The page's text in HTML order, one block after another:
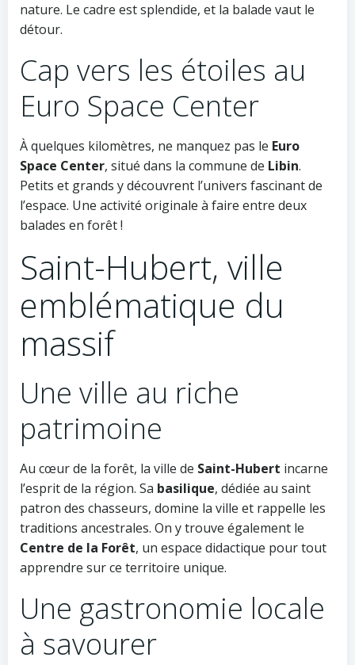
nature. Le cadre est splendide, et la balade vaut le
détour.
Cap vers les étoiles au
Euro Space Center
À quelques kilomètres, ne manquez pas le Euro
Space Center, situé dans la commune de Libin.
Petits et grands y découvrent l’univers fascinant de
l’espace. Une activité originale à faire entre deux
balades en forêt !
Saint-Hubert, ville
emblématique du
massif
Une ville au riche
patrimoine
Au cœur de la forêt, la ville de Saint-Hubert incarne
l’esprit de la région. Sa basilique, dédiée au saint
patron des chasseurs, domine la ville et rappelle les
traditions ancestrales. On y trouve également le
Centre de la Forêt, un espace didactique pour tout
apprendre sur ce territoire unique.
Une gastronomie locale
à savourer